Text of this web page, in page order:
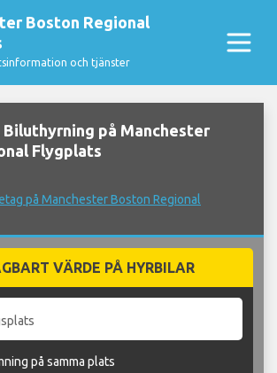
Boston Regional
och tjänster
Biluthyrning på Manchester
Flygplats
på Manchester Boston Regional
VÄRDE PÅ HYRBILAR
på samma plats